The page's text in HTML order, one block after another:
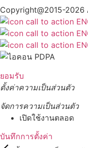
Copyright@2015-2026
ยอมรับ
ตั้งค่าความเป็นส่วนตัว
จัดการความเป็นส่วนตัว
เปิดใช้งานตลอด
บันทึกการตั้งค่า